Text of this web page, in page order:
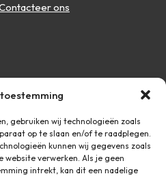
gebruiken wij technologieën zoals
op te slaan en/of te raadplegen.
kunnen wij gegevens zoals
website verwerken. Als je geen
intrekt, kan dit een nadelige
ons
Hasselt